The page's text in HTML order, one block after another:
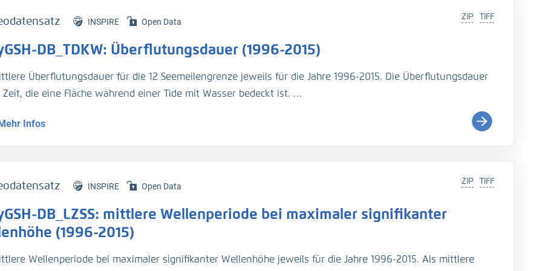
TIFF
ZIP
INSPIRE Open Data
DB_TDKW: Überflutungsdauer (1996-2015)
Überflutungsdauer für die 12 Seemeilengrenze jeweils für die Jahre 1996-2015. Die Überflutungsdauer
Zeit, die eine Fläche während einer Tide mit Wasser bedeckt ist.
Beschreibung der Analysemodi befindet sich im BAWiki (
http://wiki.baw.de/de/index.php/Tidekennwer
).
R., et.al., (2019), Validierungsdokument - EasyGSH-DB - Teil: UnTRIM-SediMorph-Unk, doi:
J., et.al., (2020), Flächenhafte Analysen numerischer Simulationen aus EasyGSH-DB, doi:
R., Plüß, A., Ihde, R., Freund, J., Dreier, N., Nehlsen, E., Schrage, N., Fröhle, P., Kösters, F. (2021): An
Infos
TIFF
ZIP
INSPIRE Open Data
DB_LZSS: mittlere Wellenperiode bei maximaler signifikanter
(1996-2015)
Wellenperiode bei maximaler signifikanter Wellenhöhe jeweils für die Jahre 1996-2015. Als mittlere